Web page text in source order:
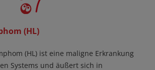
(HL)
(HL) ist eine maligne Erkrankung
Systems und äußert sich in